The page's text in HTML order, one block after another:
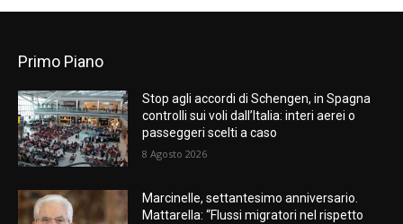
Primo Piano
Stop agli accordi di Schengen, in Spagna
controlli sui voli dall’Italia: interi aerei o
passeggeri scelti a caso
8 Agosto 2026
Marcinelle, settantesimo anniversario.
Mattarella: “Flussi migratori nel rispetto